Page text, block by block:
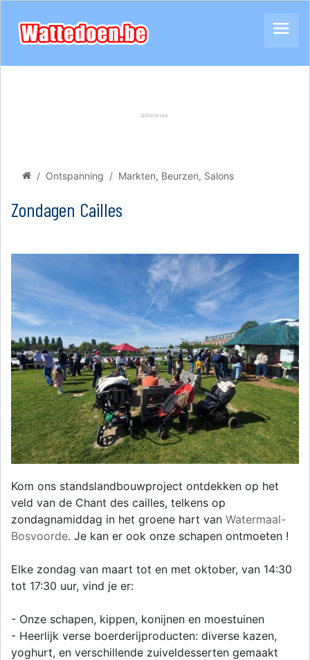
Ontspanning Markten, Beurzen, Salons
Zondagen Cailles
Kom ons standslandbouwproject ontdekken op het
veld van de Chant des cailles, telkens op
zondagnamiddag in het groene hart van Watermaal-
Bosvoorde. Je kan er ook onze schapen ontmoeten !
Elke zondag van maart tot en met oktober, van 14:30
tot 17:30 uur, vind je er:
- Onze schapen, kippen, konijnen en moestuinen
- Heerlijk verse boerderijproducten: diverse kazen,
yoghurt, en verschillende zuiveldesserten gemaakt